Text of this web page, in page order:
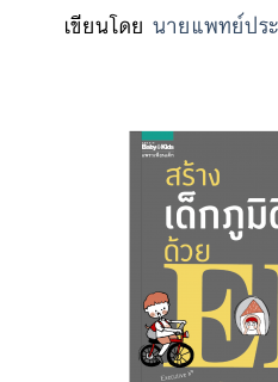
เขียนโดย นายแพทย์ปร